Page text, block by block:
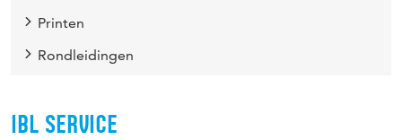
Printen
Rondleidingen
IBL SERVICE